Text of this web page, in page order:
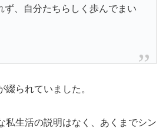
ず、自分たちらしく歩んでまい
綴られていました。
私生活の説明はなく、あくまでシン